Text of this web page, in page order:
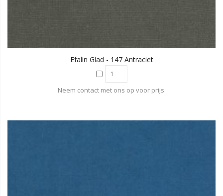
Efalin Glad - 147 Antraciet
Neem contact met ons op voor prijs.